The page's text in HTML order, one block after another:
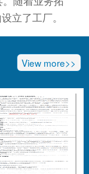
立了工厂。
View more>>